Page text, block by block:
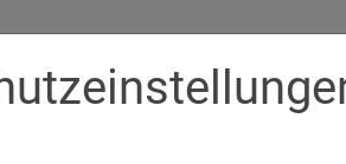
Telephone